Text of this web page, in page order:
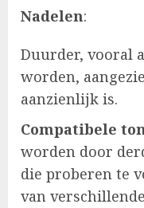
Nadelen:
Duurder, vooral
worden,
aanzienlijk is.
Compatibele
worden door
die proberen te
van